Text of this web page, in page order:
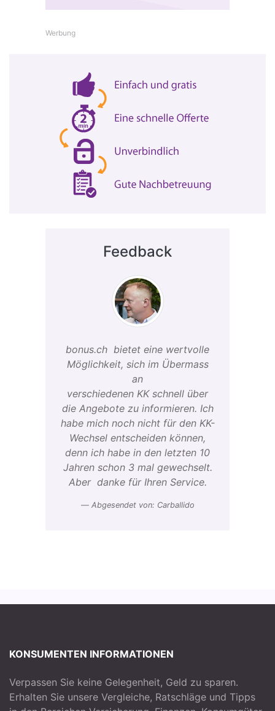
Werbung
Feedback
bonus.ch bietet eine wertvolle
Möglichkeit, sich im Übermass
an
verschiedenen KK schnell über
die Angebote zu informieren. Ich
habe mich noch nicht für den KK-
Wechsel entscheiden können,
denn ich habe in den letzten 10
Jahren schon 3 mal gewechselt.
Aber danke für Ihren Service.
Abgesendet von: Carballido
KONSUMENTEN INFORMATIONEN
Verpassen Sie keine Gelegenheit, Geld zu sparen.
Erhalten Sie unsere Vergleiche, Ratschläge und Tipps